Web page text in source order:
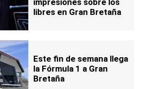
impresiones sobre los
libres en Gran Bretaña
Este fin de semana llega
la Fórmula 1 a Gran
Bretaña